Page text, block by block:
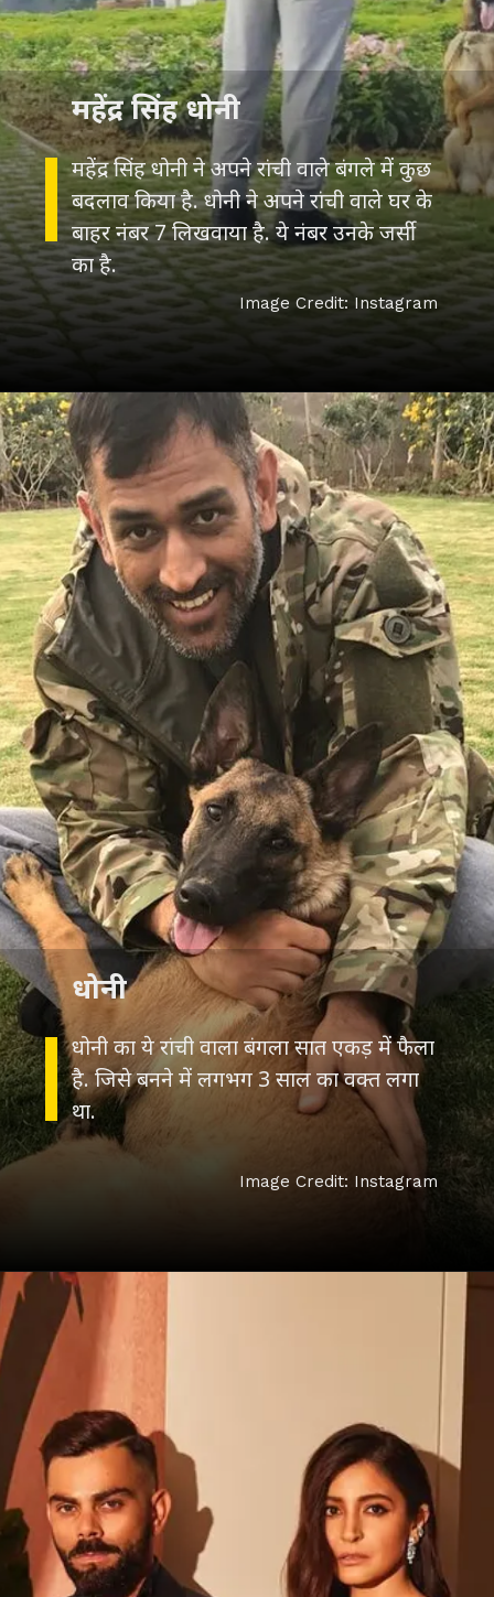
महेंद्र सिंह धोनी ने अपने रांची वाले बंगले में कुछ
बदलाव किया है. धोनी ने अपने रांची वाले घर के
बाहर नंबर 7 लिखवाया है. ये नंबर उनके जर्सी
का है.
महेंद्र सिंह धोनी
Image Credit: Instagram
धोनी का ये रांची वाला बंगला सात एकड़ में फैला
है. जिसे बनने में लगभग 3 साल का वक्त लगा
था.
धोनी
Image Credit: Instagram